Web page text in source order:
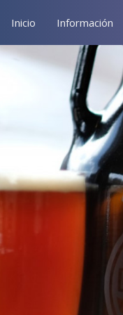
Inicio Información